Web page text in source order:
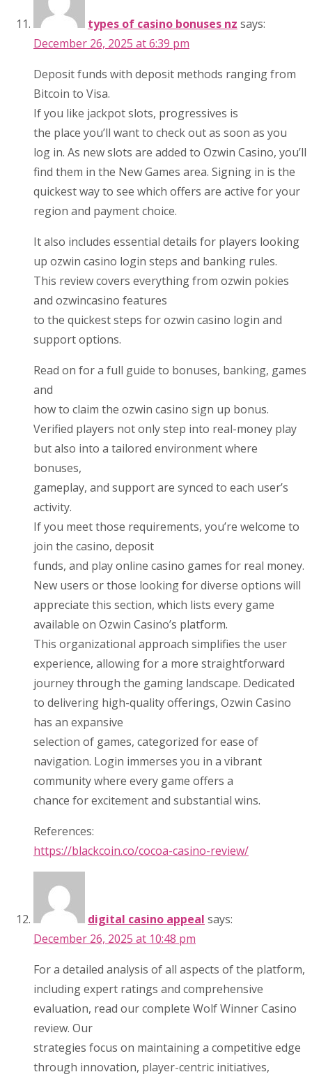
types of casino bonuses nz says:
December 26, 2025 at 6:39 pm
Deposit funds with deposit methods ranging from
Bitcoin to Visa.
If you like jackpot slots, progressives is
the place you’ll want to check out as soon as you
log in. As new slots are added to Ozwin Casino, you’ll
find them in the New Games area. Signing in is the
quickest way to see which offers are active for your
region and payment choice.
It also includes essential details for players looking
up ozwin casino login steps and banking rules.
This review covers everything from ozwin pokies
and ozwincasino features
to the quickest steps for ozwin casino login and
support options.
Read on for a full guide to bonuses, banking, games
and
how to claim the ozwin casino sign up bonus.
Verified players not only step into real-money play
but also into a tailored environment where
bonuses,
gameplay, and support are synced to each user’s
activity.
If you meet those requirements, you’re welcome to
join the casino, deposit
funds, and play online casino games for real money.
New users or those looking for diverse options will
appreciate this section, which lists every game
available on Ozwin Casino’s platform.
This organizational approach simplifies the user
experience, allowing for a more straightforward
journey through the gaming landscape. Dedicated
to delivering high-quality offerings, Ozwin Casino
has an expansive
selection of games, categorized for ease of
navigation. Login immerses you in a vibrant
community where every game offers a
chance for excitement and substantial wins.
References:
https://blackcoin.co/cocoa-casino-review/
digital casino appeal says:
December 26, 2025 at 10:48 pm
For a detailed analysis of all aspects of the platform,
including expert ratings and comprehensive
evaluation, read our complete Wolf Winner Casino
review. Our
strategies focus on maintaining a competitive edge
through innovation, player-centric initiatives,